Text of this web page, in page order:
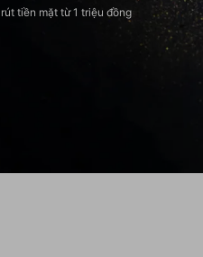
tiền mặt từ 1 triệu đồng